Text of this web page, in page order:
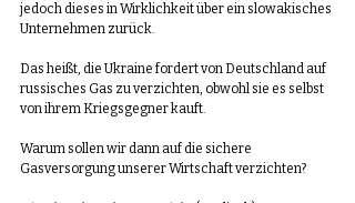
jedoch dieses in Wirklichkeit über ein slowakisches
Unternehmen zurück.
Das heißt, die Ukraine fordert von Deutschland auf
russisches Gas zu verzichten, obwohl sie es selbst
von ihrem Kriegsgegner kauft.
Warum sollen wir dann auf die sichere
Gasversorgung unserer Wirtschaft verzichten?